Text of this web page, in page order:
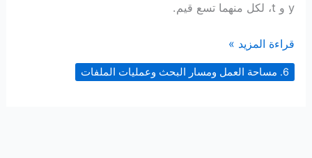
y و t، لكل منهما تسع قيم.
مساحة
عمل
MATLAB
قراءة المزيد »
6. مساحة العمل ومسار البحث وعمليات الملفات